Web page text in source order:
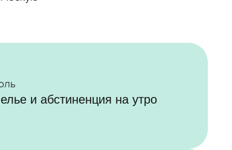
и абстиненция на утро